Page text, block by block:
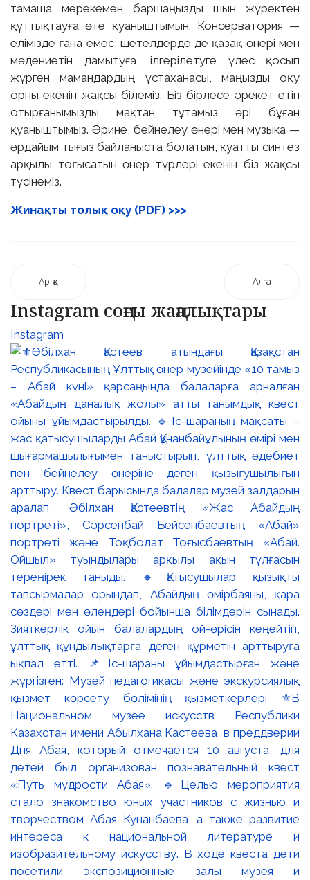
тамаша мерекемен баршаңызды шын жүректен
құттықтауға өте қуаныштымын. Консерватория —
елімізде ғана емес, шетелдерде де қазақ өнері мен
мәдениетін дамытуға, ілгерілетуге үлес қосып
жүрген мамандардың ұстаханасы, маңызды оқу
орны екенін жақсы білеміз. Біз бірлесе әрекет етіп
отырғанымызды мақтан тұтамыз әрі бұған
қуаныштымыз. Әрине, бейнелеу өнері мен музыка —
әрдайым тығыз байланыста болатын, қуатты синтез
арқылы тоғысатын өнер түрлері екенін біз жақсы
түсінеміз.
Жинақты толық оқу (PDF) >>>
Артқа Алға
Instagram соңғы жаңалықтары
Instagram